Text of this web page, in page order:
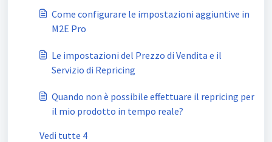
Come configurare le impostazioni aggiuntive in
M2E Pro
Le impostazioni del Prezzo di Vendita e il
Servizio di Repricing
Quando non è possibile effettuare il repricing per
il mio prodotto in tempo reale?
Vedi tutte 4